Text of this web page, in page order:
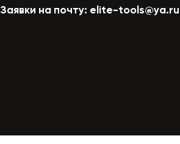
Заявки на почту: elite-tools@ya.ru